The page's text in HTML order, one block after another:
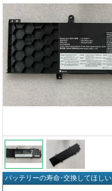
バッテリーの寿命･交換してほしい